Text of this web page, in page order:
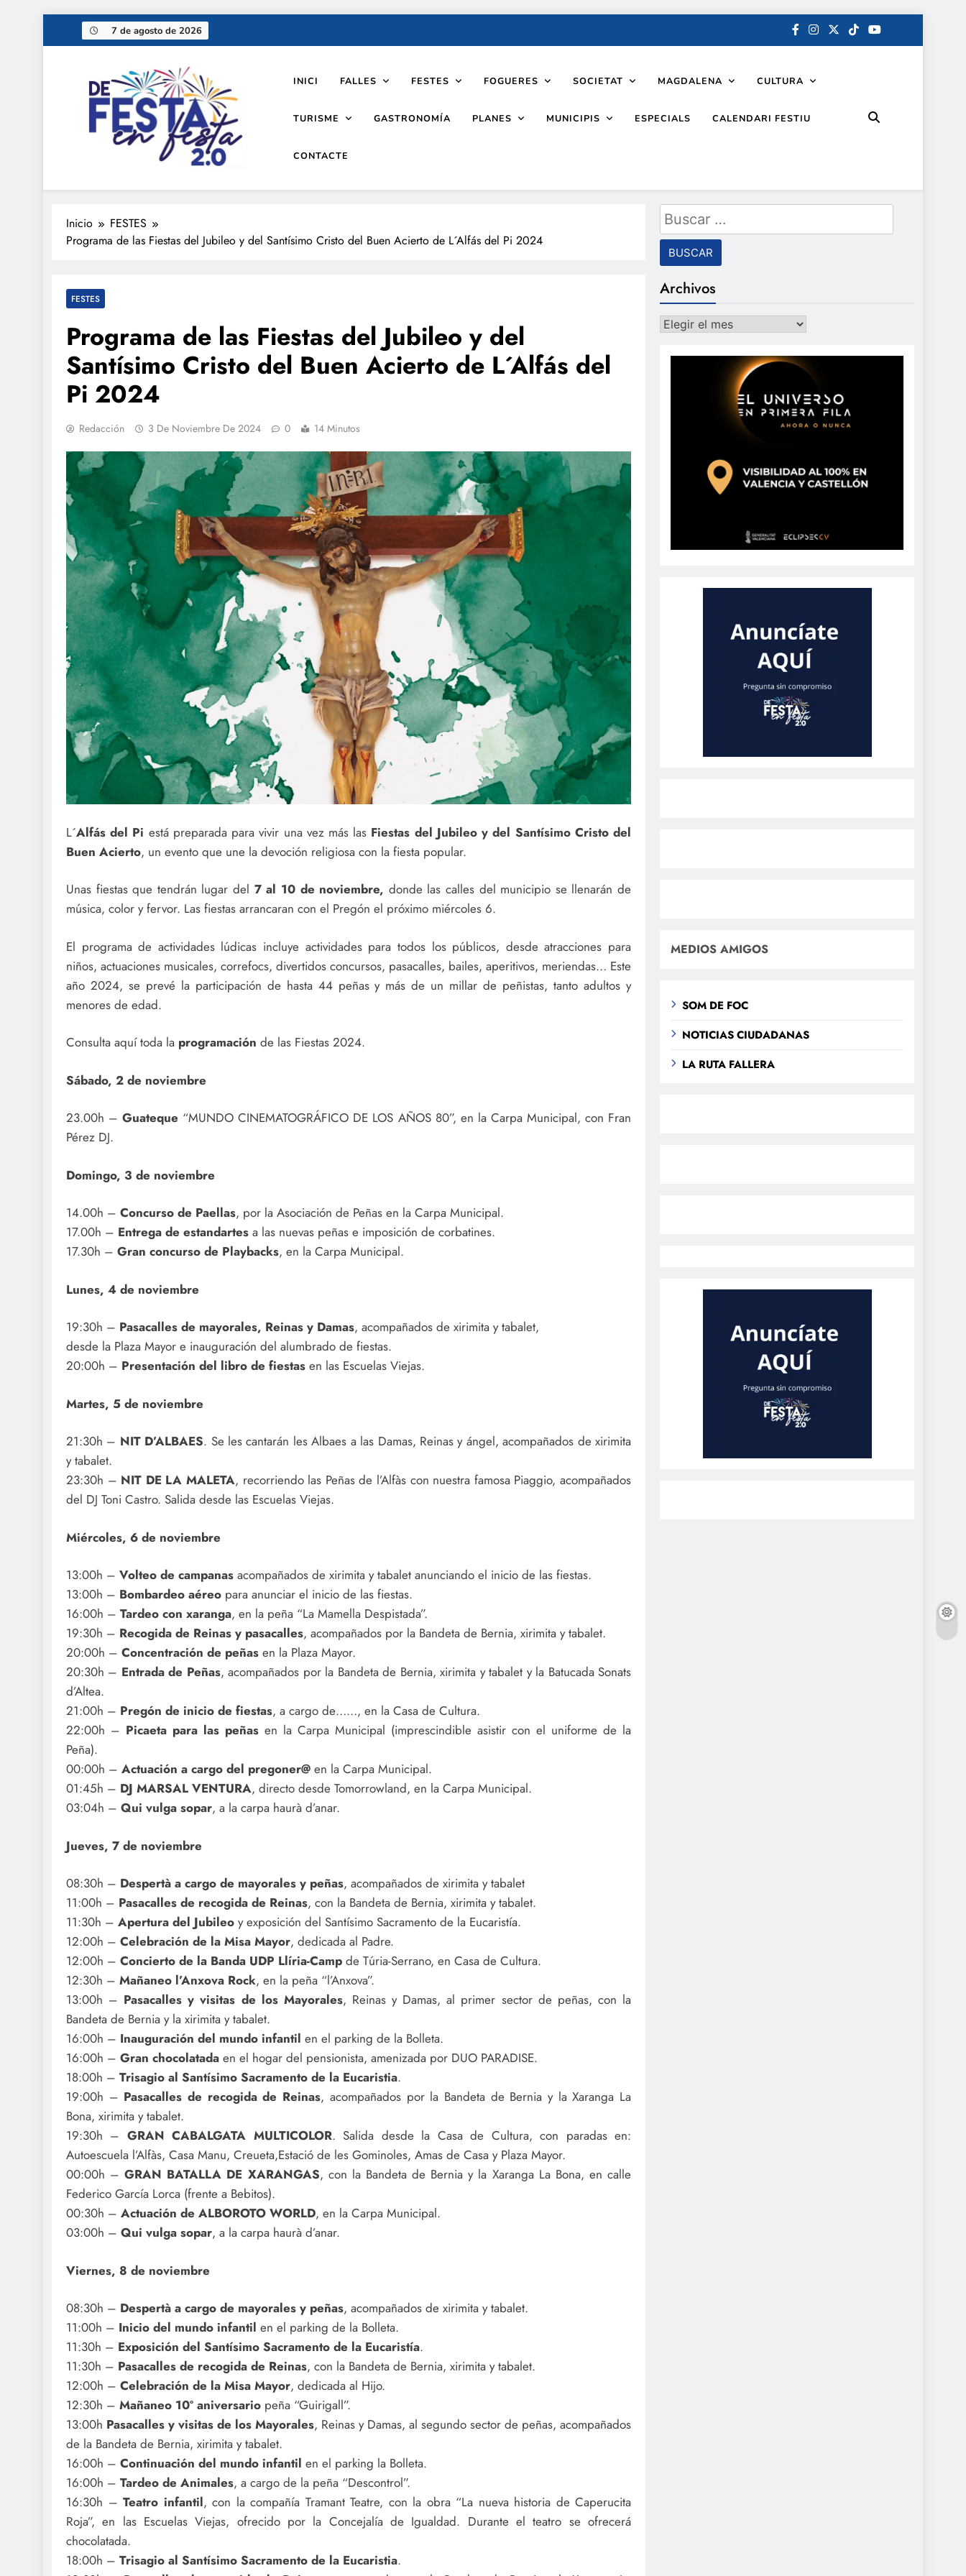
7 de agosto de 2026
De festa en festa 2.0
INICI FALLES FESTES FOGUERES SOCIETAT MAGDALENA CULTURA
TURISME GASTRONOMÍA PLANES MUNICIPIS ESPECIALS CALENDARI FESTIU
CONTACTE
Inicio
FESTES
Programa de las Fiestas del Jubileo y del Santísimo Cristo del Buen Acierto de L´Alfás del Pi 2024
FESTES
Programa de las Fiestas del Jubileo y del
Santísimo Cristo del Buen Acierto de L´Alfás del
Pi 2024
Redacción 3 De Noviembre De 2024 0 14 Minutos
L´Alfás del Pi está preparada para vivir una vez más las Fiestas del Jubileo y del Santísimo Cristo del
Buen Acierto, un evento que une la devoción religiosa con la fiesta popular.
Unas fiestas que tendrán lugar del 7 al 10 de noviembre, donde las calles del municipio se llenarán de
música, color y fervor. Las fiestas arrancaran con el Pregón el próximo miércoles 6.
El programa de actividades lúdicas incluye actividades para todos los públicos, desde atracciones para
niños, actuaciones musicales, correfocs, divertidos concursos, pasacalles, bailes, aperitivos, meriendas… Este
año 2024, se prevé la participación de hasta 44 peñas y más de un millar de peñistas, tanto adultos y
menores de edad.
Consulta aquí toda la programación de las Fiestas 2024.
Sábado, 2 de noviembre
23.00h –Guateque “MUNDO CINEMATOGRÁFICO DE LOS AÑOS 80”, en la Carpa Municipal, con Fran
Pérez DJ.
Domingo, 3 de noviembre
14.00h – Concurso de Paellas, por la Asociación de Peñas en la Carpa Municipal.
17.00h – Entrega de estandartes a las nuevas peñas e imposición de corbatines.
17.30h – Gran concurso de Playbacks, en la Carpa Municipal.
Lunes, 4 de noviembre
19:30h – Pasacalles de mayorales, Reinas y Damas, acompañados de xirimita y tabalet,
desde la Plaza Mayor e inauguración del alumbrado de fiestas.
20:00h – Presentación del libro de fiestas en las Escuelas Viejas.
Martes, 5 de noviembre
21:30h – NIT D’ALBAES. Se les cantarán les Albaes a las Damas, Reinas y ángel, acompañados de xirimita
y tabalet.
23:30h – NIT DE LA MALETA, recorriendo las Peñas de l’Alfàs con nuestra famosa Piaggio, acompañados
del DJ Toni Castro. Salida desde las Escuelas Viejas.
Miércoles, 6 de noviembre
13:00h – Volteo de campanas acompañados de xirimita y tabalet anunciando el inicio de las fiestas.
13:00h – Bombardeo aéreo para anunciar el inicio de las fiestas.
16:00h – Tardeo con xaranga, en la peña “La Mamella Despistada”.
19:30h – Recogida de Reinas y pasacalles, acompañados por la Bandeta de Bernia, xirimita y tabalet.
20:00h – Concentración de peñas en la Plaza Mayor.
20:30h – Entrada de Peñas, acompañados por la Bandeta de Bernia, xirimita y tabalet y la Batucada Sonats
d’Altea.
21:00h – Pregón de inicio de fiestas, a cargo de……, en la Casa de Cultura.
22:00h – Picaeta para las peñas en la Carpa Municipal (imprescindible asistir con el uniforme de la
Peña).
00:00h – Actuación a cargo del pregoner@ en la Carpa Municipal.
01:45h – DJ MARSAL VENTURA, directo desde Tomorrowland, en la Carpa Municipal.
03:04h – Qui vulga sopar, a la carpa haurà d’anar.
Jueves, 7 de noviembre
08:30h – Despertà a cargo de mayorales y peñas, acompañados de xirimita y tabalet
11:00h – Pasacalles de recogida de Reinas, con la Bandeta de Bernia, xirimita y tabalet.
11:30h – Apertura del Jubileo y exposición del Santísimo Sacramento de la Eucaristía.
12:00h – Celebración de la Misa Mayor, dedicada al Padre.
12:00h – Concierto de la Banda UDP Llíria-Camp de Túria-Serrano, en Casa de Cultura.
12:30h – Mañaneo l’Anxova Rock, en la peña “l’Anxova”.
13:00h – Pasacalles y visitas de los Mayorales, Reinas y Damas, al primer sector de peñas, con la
Bandeta de Bernia y la xirimita y tabalet.
16:00h – Inauguración del mundo infantil en el parking de la Bolleta.
16:00h – Gran chocolatada en el hogar del pensionista, amenizada por DUO PARADISE.
18:00h – Trisagio al Santísimo Sacramento de la Eucaristia.
19:00h – Pasacalles de recogida de Reinas, acompañados por la Bandeta de Bernia y la Xaranga La
Bona, xirimita y tabalet.
19:30h – GRAN CABALGATA MULTICOLOR. Salida desde la Casa de Cultura, con paradas en:
Autoescuela l’Alfàs, Casa Manu, Creueta,Estació de les Gominoles, Amas de Casa y Plaza Mayor.
00:00h –GRAN BATALLA DE XARANGAS, con la Bandeta de Bernia y la Xaranga La Bona, en calle
Federico García Lorca (frente a Bebitos).
00:30h – Actuación de ALBOROTO WORLD, en la Carpa Municipal.
03:00h – Qui vulga sopar, a la carpa haurà d’anar.
Viernes, 8 de noviembre
08:30h – Despertà a cargo de mayorales y peñas, acompañados de xirimita y tabalet.
11:00h – Inicio del mundo infantil en el parking de la Bolleta.
11:30h – Exposición del Santísimo Sacramento de la Eucaristía.
11:30h – Pasacalles de recogida de Reinas, con la Bandeta de Bernia, xirimita y tabalet.
12:00h – Celebración de la Misa Mayor, dedicada al Hijo.
12:30h – Mañaneo 10º aniversario peña “Guirigall”.
13:00h Pasacalles y visitas de los Mayorales, Reinas y Damas, al segundo sector de peñas, acompañados
de la Bandeta de Bernia, xirimita y tabalet.
16:00h – Continuación del mundo infantil en el parking la Bolleta.
16:00h – Tardeo de Animales, a cargo de la peña “Descontrol”.
16:30h – Teatro infantil, con la compañía Tramant Teatre, con la obra “La nueva historia de Caperucita
Roja”, en las Escuelas Viejas, ofrecido por la Concejalía de Igualdad. Durante el teatro se ofrecerá
chocolatada.
18:00h – Trisagio al Santísimo Sacramento de la Eucaristia.
Buscar:
Archivos
Archivos
MEDIOS AMIGOS
SOM DE FOC
NOTICIAS CIUDADANAS
LA RUTA FALLERA